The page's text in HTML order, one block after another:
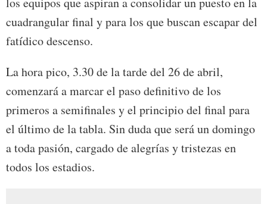
cuadrangular final y para los que buscan escapar del
fatídico descenso.
La hora pico, 3.30 de la tarde del 26 de abril,
comenzará a marcar el paso definitivo de los
primeros a semifinales y el principio del final para
el último de la tabla. Sin duda que será un domingo
a toda pasión, cargado de alegrías y tristezas en
todos los estadios.